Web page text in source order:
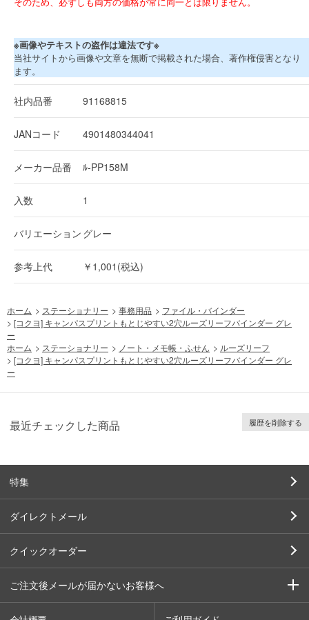
※画像やテキストの盗作は違法です※
当社サイトから画像や文章を無断で掲載された場合、著作権侵害となり
ます。
社内品番 91168815
JANコード 4901480344041
メーカー品番 ﾙ-PP158M
入数 1
バリエーション グレー
参考上代 ￥1,001(税込)
ホーム > ステーショナリー > 事務用品 > ファイル・バインダー
> [コクヨ] キャンパスプリントもとじやすい2穴ルーズリーフバインダー グレ
ー
ホーム > ステーショナリー > ノート・メモ帳・ふせん > ルーズリーフ
> [コクヨ] キャンパスプリントもとじやすい2穴ルーズリーフバインダー グレ
ー
最近チェックした商品 履歴を削除する
特集
ダイレクトメール
クイックオーダー
ご注文後メールが届かないお客様へ